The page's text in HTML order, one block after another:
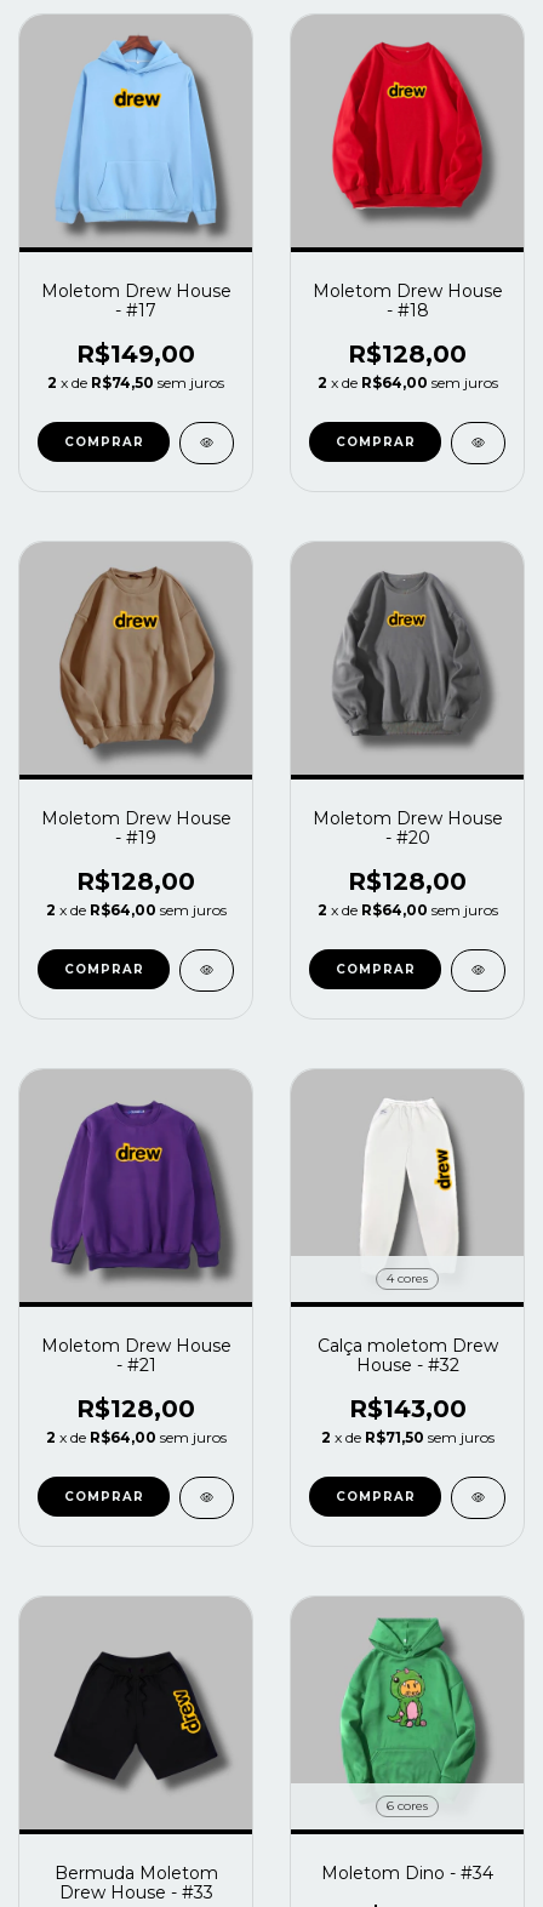
Moletom Drew House
- #17
R$149,00
2 x de R$74,50 sem juros
COMPRAR
Moletom Drew House
- #18
R$128,00
2 x de R$64,00 sem juros
COMPRAR
Moletom Drew House
- #19
R$128,00
2 x de R$64,00 sem juros
COMPRAR
Moletom Drew House
- #20
R$128,00
2 x de R$64,00 sem juros
COMPRAR
Moletom Drew House
- #21
R$128,00
2 x de R$64,00 sem juros
COMPRAR
4 cores
Calça moletom Drew
House - #32
R$143,00
2 x de R$71,50 sem juros
COMPRAR
Bermuda Moletom
Drew House - #33
6 cores
Moletom Dino - #34